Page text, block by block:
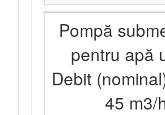
Pompă
pentru apă
Debit
45 m3/